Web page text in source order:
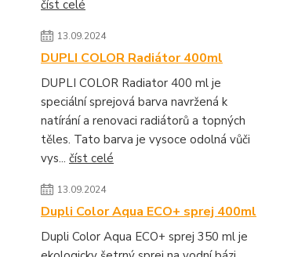
číst celé
13.09.2024
DUPLI COLOR Radiátor 400ml
DUPLI COLOR Radiator 400 ml je
speciální sprejová barva navržená k
natírání a renovaci radiátorů a topných
těles. Tato barva je vysoce odolná vůči
vys... číst celé
13.09.2024
Dupli Color Aqua ECO+ sprej 400ml
Dupli Color Aqua ECO+ sprej 350 ml je